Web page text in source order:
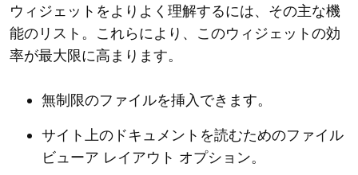
ウィジェットをよりよく理解するには、その主な機
能のリスト。これらにより、このウィジェットの効
率が最大限に高まります。
無制限のファイルを挿入できます。
サイト上のドキュメントを読むためのファイル
ビューア レイアウト オプション。